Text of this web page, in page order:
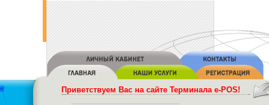
Приветствуем Вас на сайте Терминала e-POS!